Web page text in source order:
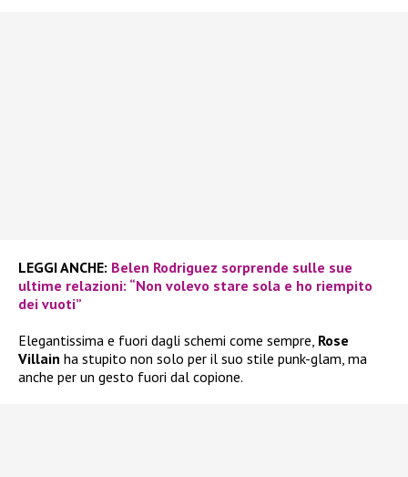
LEGGI ANCHE: Belen Rodriguez sorprende sulle sue
ultime relazioni: “Non volevo stare sola e ho riempito
dei vuoti”
Elegantissima e fuori dagli schemi come sempre, Rose
Villain ha stupito non solo per il suo stile punk-glam, ma
anche per un gesto fuori dal copione.